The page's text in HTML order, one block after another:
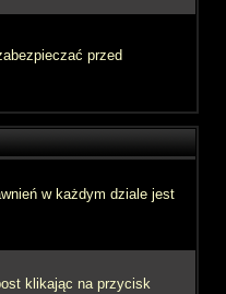
przed
w każdym dziale jest
klikając na przycisk